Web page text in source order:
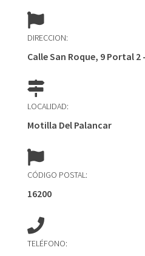
DIRECCION:
Calle San Roque, 9 Portal 2
LOCALIDAD:
Motilla Del Palancar
CÓDIGO POSTAL:
16200
TELÉFONO: